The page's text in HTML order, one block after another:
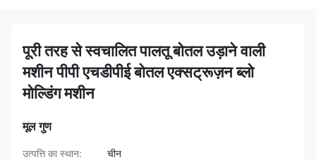
पूरी तरह से स्वचालित पालतू बोतल उड़ाने वाली
मशीन पीपी एचडीपीई बोतल एक्सट्रूज़न ब्लो
मोल्डिंग मशीन
मूल गुण
उत्पत्ति का स्थान:
चीन